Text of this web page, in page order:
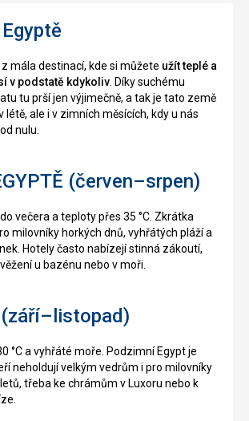
z mála destinací, kde si můžete užít teplé a
v podstatě kdykoliv . Díky suchému
tu prší jen výjimečně, a tak je tato země
létě, ale i v zimních měsících, kdy u nás
nulu.
(červen–srpen)
večera a teploty přes 35 °C. Zkrátka
milovníky horkých dnů, vyhřátých pláží a
Hotely často nabízejí stinná zákoutí,
u bazénu nebo v moři.
°C a vyhřáté moře. Podzimní Egypt je
neholdují velkým vedrům i pro milovníky
třeba ke chrámům v Luxoru nebo k